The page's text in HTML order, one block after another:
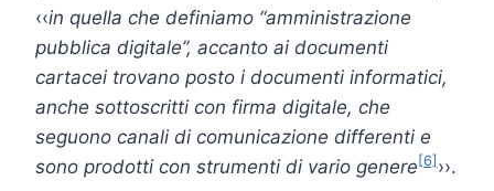
‹‹in quella che definiamo “amministrazione
pubblica digitale”, accanto ai documenti
cartacei trovano posto i documenti informatici,
anche sottoscritti con firma digitale, che
seguono canali di comunicazione differenti e
sono prodotti con strumenti di vario genere [6] ››.